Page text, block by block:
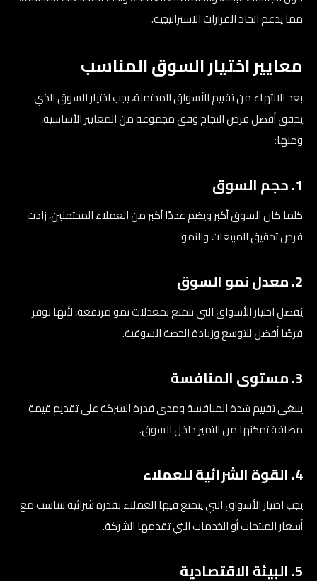
مما يدعم اتخاذ القرارات الاستراتيجية.
معايير اختيار السوق المناسب
بعد الانتهاء من تقييم الأسواق المحتملة، يجب اختيار السوق الذي
يحقق أفضل فرص النجاح وفق مجموعة من المعايير الأساسية،
ومنها:
1. حجم السوق
كلما كان السوق أكبر ويضم عددًا أكبر من العملاء المحتملين، زادت
فرص تحقيق المبيعات والنمو.
2. معدل نمو السوق
يُفضل اختيار الأسواق التي تتمتع بمعدلات نمو مرتفعة، لأنها توفر
فرصًا أفضل للتوسع وزيادة الحصة السوقية.
3. مستوى المنافسة
ينبغي تقييم شدة المنافسة ومدى قدرة الشركة على تقديم قيمة
مضافة تمكنها من التميز داخل السوق.
4. القوة الشرائية للعملاء
يجب اختيار الأسواق التي يتمتع فيها العملاء بقدرة شرائية تتناسب مع
أسعار المنتجات أو الخدمات التي تقدمها الشركة.
5. البيئة الاقتصادية